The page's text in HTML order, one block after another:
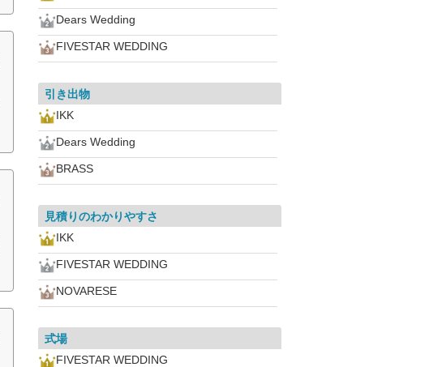
Dears Wedding
FIVESTAR WEDDING
引き出物
IKK
Dears Wedding
BRASS
見積りのわかりやすさ
IKK
FIVESTAR WEDDING
NOVARESE
式場
FIVESTAR WEDDING